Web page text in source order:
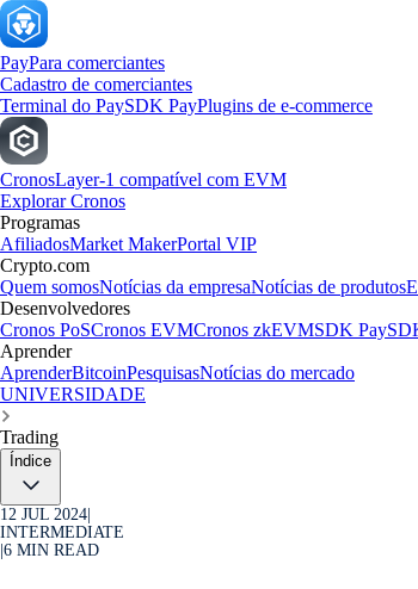
PayPara comerciantes
Cadastro de comerciantes
Terminal do PaySDK PayPlugins de e-commerce
CronosLayer-1 compatível com EVM
Explorar Cronos
Programas
AfiliadosMarket MakerPortal VIP
Crypto.com
Quem somosNotícias da empresaNotícias de produtos
Desenvolvedores
Cronos PoSCronos EVMCronos zkEVMSDK Pay
Aprender
AprenderBitcoinPesquisasNotícias do mercado
UNIVERSIDADE
Trading
Índice
12 JUL 2024
INTERMEDIATE
6 MIN READ